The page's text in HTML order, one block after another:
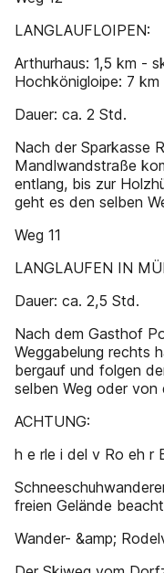
LANGLAUFLOIPEN:
Arthurhaus: 1,5 km -
Hochkönigloipe: 7
Dauer: ca. 2 Std.
Nach der Sparkasse
Mandlwandstraße
entlang, bis zur
geht es den selben
Weg 11
LANGLAUFEN IN
Dauer: ca. 2,5 Std.
Nach dem Gasthof
Weggabelung rechts
bergauf und folgen
selben Weg oder
ACHTUNG:
h e rle i del v Ro eh r
freien Gelände
Wander- &amp;